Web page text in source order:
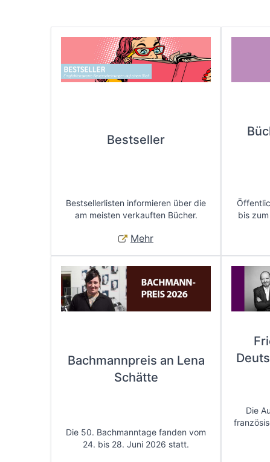
Bestseller
Bestsellerlisten informieren über die
am meisten verkauften Bücher.
Mehr
bis
Bachmannpreis an Lena
Schätte
Die 50. Bachmanntage fanden vom
24. bis 28. Juni 2026 statt.
Die